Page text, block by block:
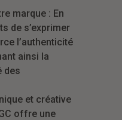
marque : En
de s’exprimer
l’authenticité
ainsi la
des
et créative
offre une